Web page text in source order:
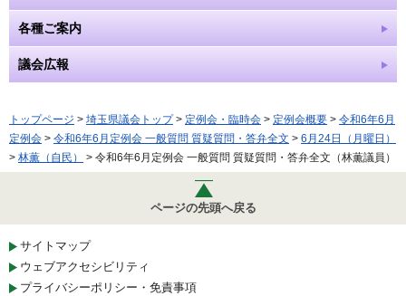
各種ご案内
議会広報
トップページ > 埼玉県議会トップ> 定例会・臨時会 > 定例会概要 > 令和6年6月
定例会 > 令和6年6月定例会 一般質問 質疑質問・答弁全文 > 6月24日（月曜日）
> 林薫（自民） > 令和6年6月定例会 一般質問 質疑質問・答弁全文（林薫議員）
ページの先頭へ戻る
サイトマップ
ウェブアクセシビリティ
プライバシーポリシー・免責事項